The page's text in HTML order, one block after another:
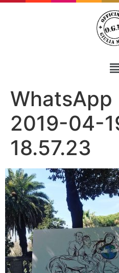
WhatsApp
2019-04-
18.57.23